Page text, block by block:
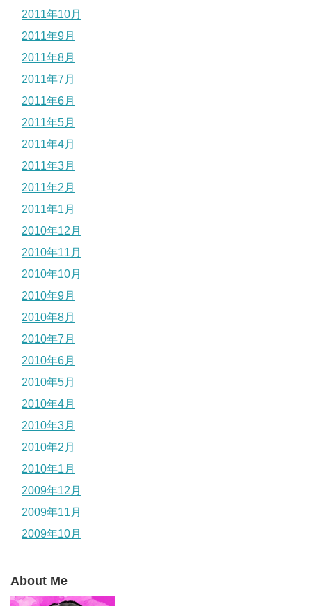
2011年10月
2011年9月
2011年8月
2011年7月
2011年6月
2011年5月
2011年4月
2011年3月
2011年2月
2011年1月
2010年12月
2010年11月
2010年10月
2010年9月
2010年8月
2010年7月
2010年6月
2010年5月
2010年4月
2010年3月
2010年2月
2010年1月
2009年12月
2009年11月
2009年10月
About Me